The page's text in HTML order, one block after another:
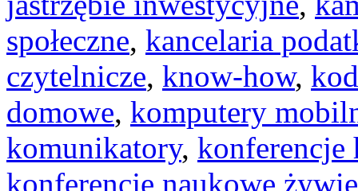
społeczne, kancelaria
czytelnicze, know-how,
domowe, komputery
komunikatory, konferencje
konferencje naukowe